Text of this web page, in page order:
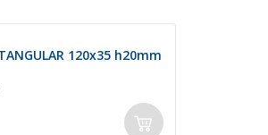
120x35 h20mm